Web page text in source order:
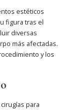
estéticos
figura tras el
diversas
más afectadas.
y los
para